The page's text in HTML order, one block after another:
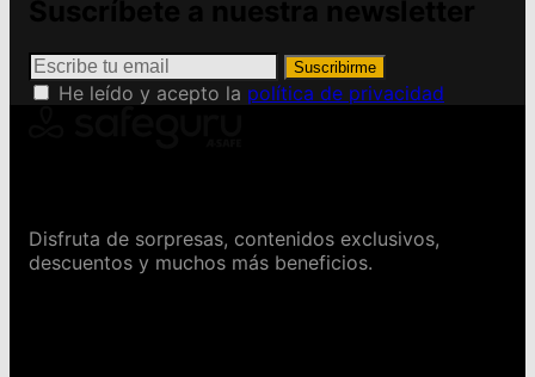
Suscribirme
He leído y acepto la política de privacidad
Disfruta de sorpresas, contenidos exclusivos,
descuentos y muchos más beneficios.